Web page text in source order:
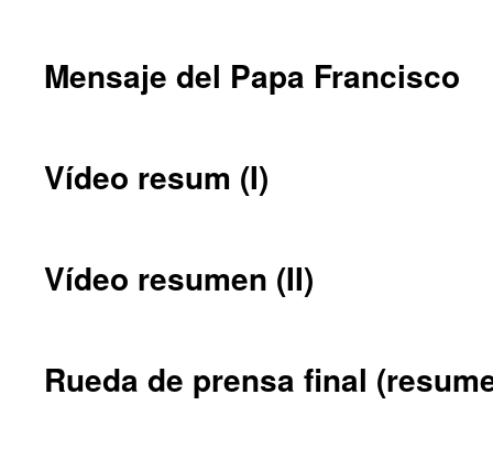
Mensaje del Papa Francisco
Vídeo resum (I)
Vídeo resumen (II)
Rueda de prensa final